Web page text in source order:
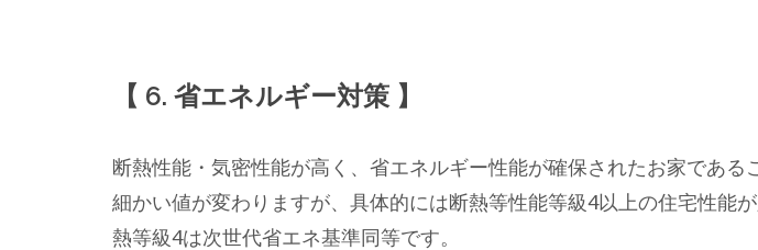
【 6. 省エネルギー対策 】
断熱性能・気密性能が高く、省エネルギー性能が確保されたお家である
細かい値が変わりますが、具体的には断熱等性能等級4以上の住宅性能
熱等級4は次世代省エネ基準同等です。